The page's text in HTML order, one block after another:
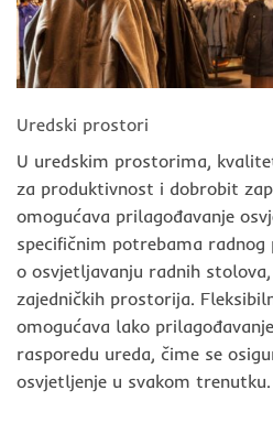
Uredski prostori
U uredskim prostorima,
za produktivnost i dobrobit
omogućava prilagođavanje
specifičnim potrebama
o osvjetljavanju radnih
zajedničkih prostorija.
omogućava lako
rasporedu ureda, čime se
osvjetljenje u svakom trenutku.